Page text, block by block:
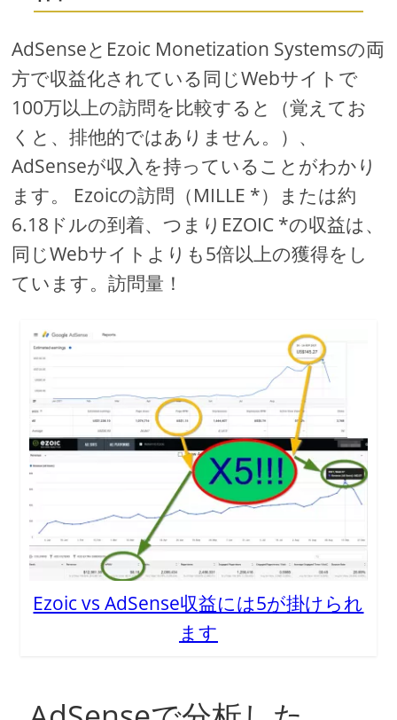
AdSenseとEzoic Monetization Systemsの両
方で収益化されている同じWebサイトで
100万以上の訪問を比較すると（覚えてお
くと、排他的ではありません。）、
AdSenseが収入を持っていることがわかり
ます。 Ezoicの訪問（MILLE *）または約
6.18ドルの到着、つまりEZOIC *の収益は、
同じWebサイトよりも5倍以上の獲得をし
ています。訪問量！
Ezoic vs AdSense収益には5が掛けられ
ます